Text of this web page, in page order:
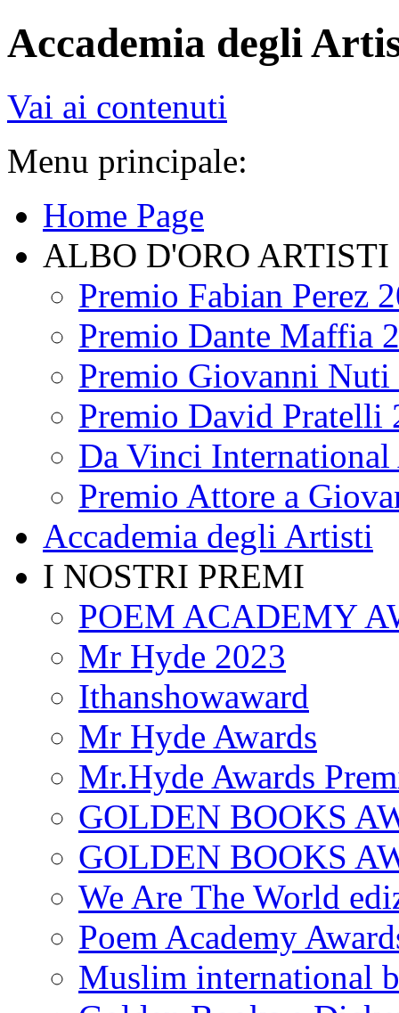
Accademia degli
Vai ai contenuti
Menu principale:
Home Page
ALBO D'ORO ARTISTI
Premio Fabian Perez
Premio Dante Maffia
Premio Giovanni Nuti
Premio David Pratelli
Da Vinci International
Premio Attore a
Accademia degli Artisti
I NOSTRI PREMI
POEM ACADEMY
Mr Hyde 2023
Ithanshowaward
Mr Hyde Awards
Mr.Hyde Awards
GOLDEN BOOKS
GOLDEN BOOKS
We Are The World
Poem Academy
Muslim international